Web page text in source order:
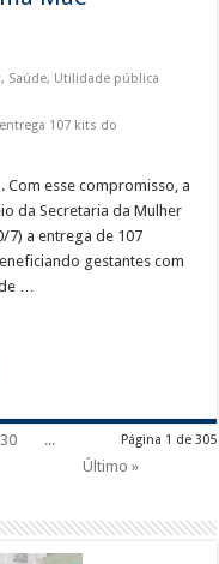
, Saúde, Utilidade pública
107 kits do
esse compromisso, a
da Secretaria da Mulher
7) a entrega de 107
gestantes com
…
Página 1 de 305
30
...
Último »